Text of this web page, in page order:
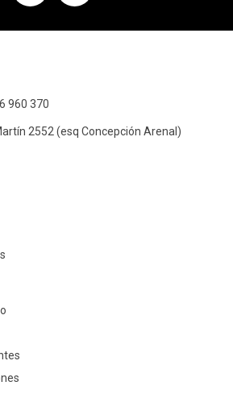
960 370
2552 (esq Concepción Arenal)